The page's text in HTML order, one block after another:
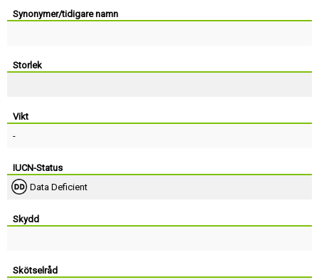
Synonymer/tidigare namn
Storlek
Vikt
-
IUCN-Status
Data Deficient
Skydd
Skötselråd